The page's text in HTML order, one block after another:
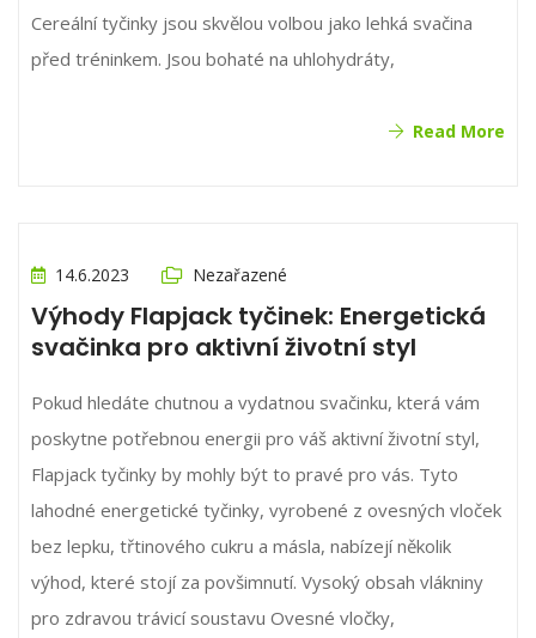
Cereální tyčinky jsou skvělou volbou jako lehká svačina
před tréninkem. Jsou bohaté na uhlohydráty,
Read More
14.6.2023 Nezařazené
Výhody Flapjack tyčinek: Energetická
svačinka pro aktivní životní styl
Pokud hledáte chutnou a vydatnou svačinku, která vám
poskytne potřebnou energii pro váš aktivní životní styl,
Flapjack tyčinky by mohly být to pravé pro vás. Tyto
lahodné energetické tyčinky, vyrobené z ovesných vloček
bez lepku, třtinového cukru a másla, nabízejí několik
výhod, které stojí za povšimnutí. Vysoký obsah vlákniny
pro zdravou trávicí soustavu Ovesné vločky,